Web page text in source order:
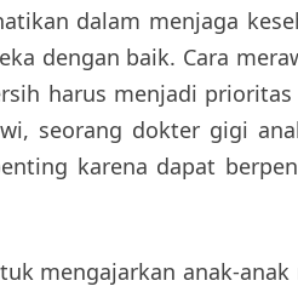
dalam menjaga
dengan baik. Cara
harus menjadi
seorang dokter gigi
karena dapat
mengajarkan anak-anak